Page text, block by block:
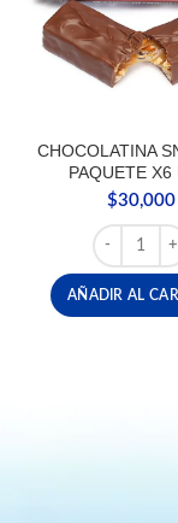
CHOCOLATINA
PAQUETE X6
$30,000
AÑADIR AL